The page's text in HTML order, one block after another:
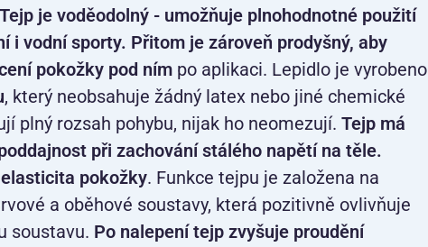
Tejp je voděodolný - umožňuje plnohodnotné použití
i vodní sporty. Přitom je zároveň prodyšný, aby
pokožky pod ním po aplikaci. Lepidlo je vyrobeno
, který neobsahuje žádný latex nebo jiné chemické
plný rozsah pohybu, nijak ho neomezují. Tejp má
při zachování stálého napětí na těle.
pokožky. Funkce tejpu je založena na
a oběhové soustavy, která pozitivně ovlivňuje
soustavu. Po nalepení tejp zvyšuje proudění